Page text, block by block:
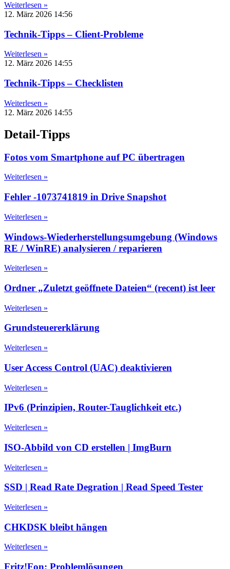
Weiterlesen »
12. März 2026 14:56
Technik-Tipps – Client-Probleme
Weiterlesen »
12. März 2026 14:55
Technik-Tipps – Checklisten
Weiterlesen »
12. März 2026 14:55
Detail-Tipps
Fotos vom Smartphone auf PC übertragen
Weiterlesen »
Fehler -1073741819 in Drive Snapshot
Weiterlesen »
Windows-Wiederherstellungsumgebung (Windows
RE / WinRE) analysieren / reparieren
Weiterlesen »
Ordner „Zuletzt geöffnete Dateien“ (recent) ist leer
Weiterlesen »
Grundsteuererklärung
Weiterlesen »
User Access Control (UAC) deaktivieren
Weiterlesen »
IPv6 (Prinzipien, Router-Tauglichkeit etc.)
Weiterlesen »
ISO-Abbild von CD erstellen | ImgBurn
Weiterlesen »
SSD | Read Rate Degration | Read Speed Tester
Weiterlesen »
CHKDSK bleibt hängen
Weiterlesen »
Fritz!Fon: Problemlösungen